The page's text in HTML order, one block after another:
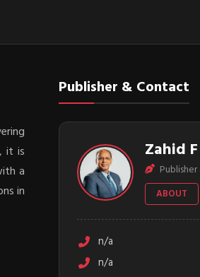
it is
a
in
Publisher & Contact
Zahid
ABOUT
n/a
n/a